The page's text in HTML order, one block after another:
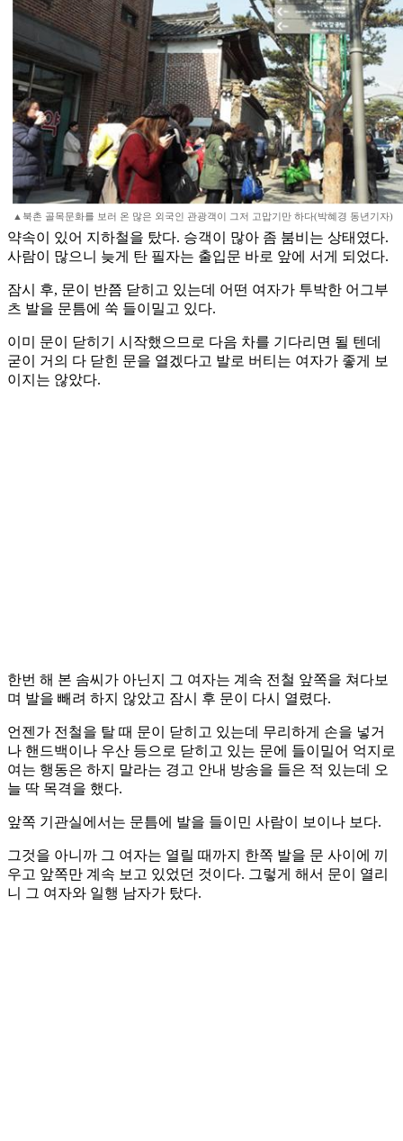
▲북촌 골목문화를 보러 온 많은 외국인 관광객이 그저 고맙기만 하다(박혜경 동년기자)
약속이 있어 지하철을 탔다. 승객이 많아 좀 붐비는 상태였다.
사람이 많으니 늦게 탄 필자는 출입문 바로 앞에 서게 되었다.
잠시 후, 문이 반쯤 닫히고 있는데 어떤 여자가 투박한 어그부
츠 발을 문틈에 쑥 들이밀고 있다.
이미 문이 닫히기 시작했으므로 다음 차를 기다리면 될 텐데
굳이 거의 다 닫힌 문을 열겠다고 발로 버티는 여자가 좋게 보
이지는 않았다.
한번 해 본 솜씨가 아닌지 그 여자는 계속 전철 앞쪽을 쳐다보
며 발을 빼려 하지 않았고 잠시 후 문이 다시 열렸다.
언젠가 전철을 탈 때 문이 닫히고 있는데 무리하게 손을 넣거
나 핸드백이나 우산 등으로 닫히고 있는 문에 들이밀어 억지로
여는 행동은 하지 말라는 경고 안내 방송을 들은 적 있는데 오
늘 딱 목격을 했다.
앞쪽 기관실에서는 문틈에 발을 들이민 사람이 보이나 보다.
그것을 아니까 그 여자는 열릴 때까지 한쪽 발을 문 사이에 끼
우고 앞쪽만 계속 보고 있었던 것이다. 그렇게 해서 문이 열리
니 그 여자와 일행 남자가 탔다.